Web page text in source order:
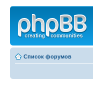
Список форумов